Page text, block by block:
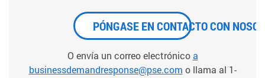
PÓNGASE EN CONTACTO CON
O envía un correo electrónicoa
businessdemandresponse@pse.com o llama al 1-